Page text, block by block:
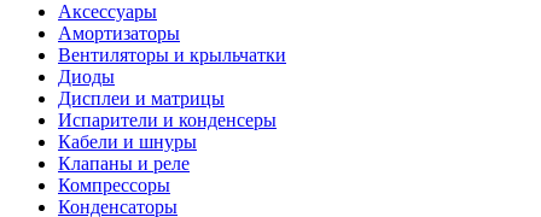
Аксессуары
Амортизаторы
Вентиляторы и крыльчатки
Диоды
Дисплеи и матрицы
Испарители и конденсеры
Кабели и шнуры
Клапаны и реле
Компрессоры
Конденсаторы